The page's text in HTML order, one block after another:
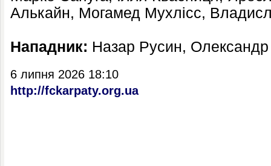
Алькайн, Могамед Мухлісс,
Нападник: Назар Русин,
6 липня 2026 18:10
http://fckarpaty.org.ua